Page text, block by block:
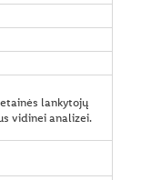
lankytojų
vidinei analizei.